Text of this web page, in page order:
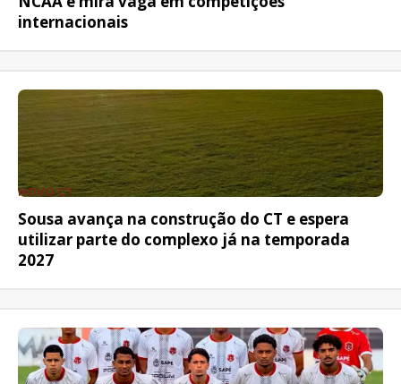
internacionais
NOVO CT
Sousa avança na construção do CT e espera
utilizar parte do complexo já na temporada
2027